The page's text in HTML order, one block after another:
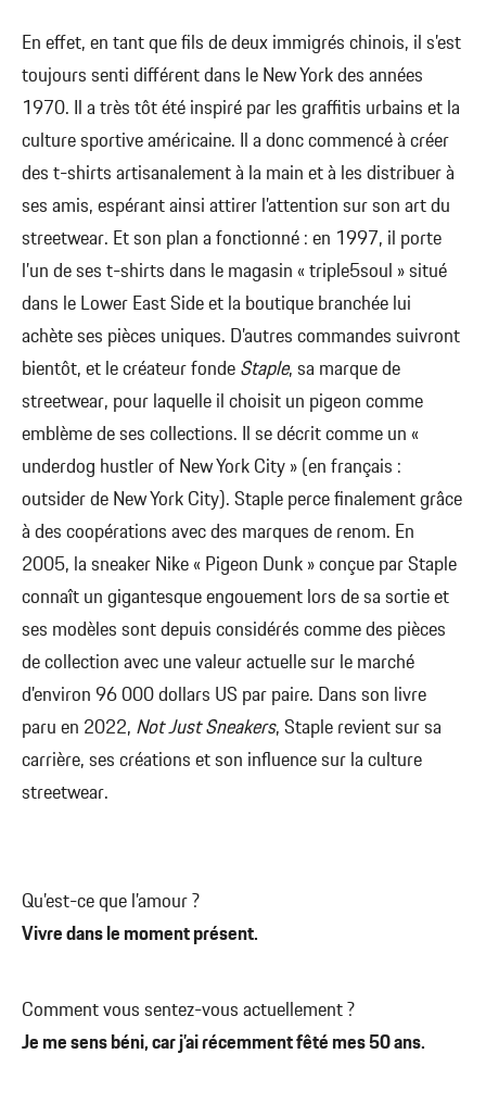
En effet, en tant que fils de deux immigrés chinois, il s’est
toujours senti différent dans le New York des années
1970. Il a très tôt été inspiré par les graffitis urbains et la
culture sportive américaine. Il a donc commencé à créer
des t-shirts artisanalement à la main et à les distribuer à
ses amis, espérant ainsi attirer l’attention sur son art du
streetwear. Et son plan a fonctionné : en 1997, il porte
l’un de ses t-shirts dans le magasin « triple5soul » situé
dans le Lower East Side et la boutique branchée lui
achète ses pièces uniques. D’autres commandes suivront
bientôt, et le créateur fondeStaple, sa marque de
streetwear, pour laquelle il choisit un pigeon comme
emblème de ses collections. Il se décrit comme un «
underdog hustler of New York City » (en français :
outsider de New York City). Staple perce finalement grâce
à des coopérations avec des marques de renom. En
2005, la sneaker Nike « Pigeon Dunk » conçue par Staple
connaît un gigantesque engouement lors de sa sortie et
ses modèles sont depuis considérés comme des pièces
de collection avec une valeur actuelle sur le marché
d’environ 96 000 dollars US par paire. Dans son livre
paru en 2022, Not Just Sneakers, Staple revient sur sa
carrière, ses créations et son influence sur la culture
streetwear.
Qu’est-ce que l’amour ?
Vivre dans le moment présent.
Comment vous sentez-vous actuellement ?
Je me sens béni, car j’ai récemment fêté mes 50 ans.